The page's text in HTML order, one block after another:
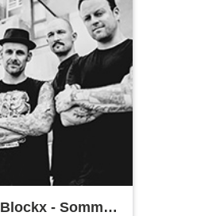
- Sommer